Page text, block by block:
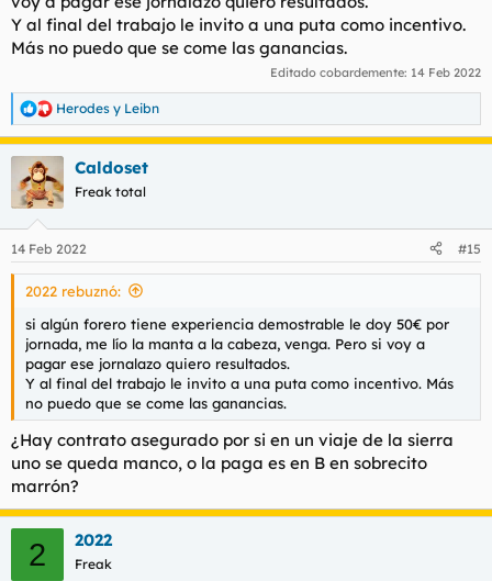
Y al final del trabajo le invito a una puta como incentivo.
Más no puedo que se come las ganancias.
Editado cobardemente: 14 Feb 2022
R
e
a
c
i
e
s
Herodes y Leibn
Caldoset
Freak total
14 Feb 2022 #15
2022 rebuznó:
si algún forero tiene experiencia demostrable le doy 50€ por
jornada, me lío la manta a la cabeza, venga. Pero si voy a
pagar ese jornalazo quiero resultados.
Y al final del trabajo le invito a una puta como incentivo. Más
no puedo que se come las ganancias.
¿Hay contrato asegurado por si en un viaje de la sierra
uno se queda manco, o la paga es en B en sobrecito
marrón?
2 2022
Freak